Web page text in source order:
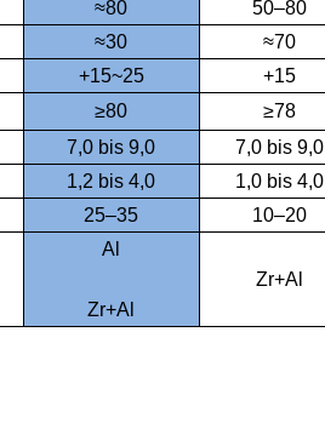
≈80 50–80
≈30 ≈70
+15~25 +15
≥80 ≥78
7,0 bis 9,0 7,0 bis 9,0
1,2 bis 4,0 1,0 bis 4,0
25–35 10–20
Al
Zr+Al
Zr+Al